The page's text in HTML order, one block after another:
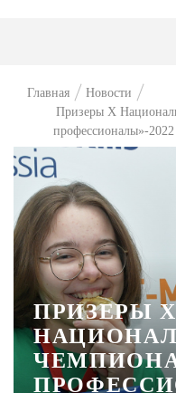
Главная
Новости
Призеры X
профессионалы»-
ПРИЗЕРЫ X